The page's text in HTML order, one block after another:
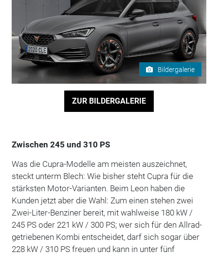
Bildergalerie
ZUR BILDERGALERIE
Zwischen 245 und 310 PS
Was die Cupra-Modelle am meisten auszeichnet,
steckt unterm Blech: Wie bisher steht Cupra für die
stärksten Motor-Varianten. Beim Leon haben die
Kunden jetzt aber die Wahl: Zum einen stehen zwei
Zwei-Liter-Benziner bereit, mit wahlweise 180 kW /
245 PS oder 221 kW / 300 PS; wer sich für den Allrad-
getriebenen Kombi entscheidet, darf sich sogar über
228 kW / 310 PS freuen und kann in unter fünf